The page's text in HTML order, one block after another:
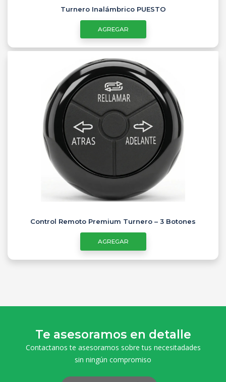
Turnero Inalámbrico PUESTO
AGREGAR
Control Remoto Premium Turnero – 3 Botones
AGREGAR
Te asesoramos en detalle
Contactanos te asesoramos sobre tus necesitadades
sin ningún compromiso